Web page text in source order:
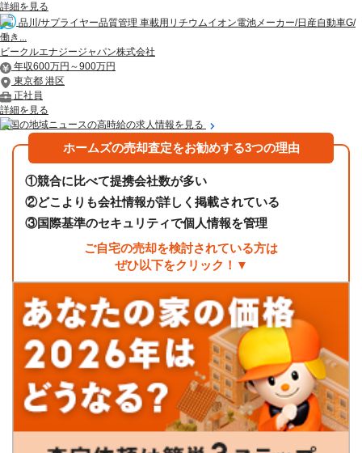
詳細を見る
品川/サプライヤー品質管理 車載用リチウムイオン電池メーカー/日産自動車G/
働き...
ビークルエナジージャパン株式会社
年収600万円～900万円
東京都 港区
正社員
詳細を見る
全国の地域ニュースの高時給の求人情報を見る
ホームズの売却査定をお勧めする3つの理由
①競合に比べて提携会社数が多い
②どこよりも会社情報が詳しく掲載されている
③国際基準のセキュリティで個人情報を管理
ご自宅の売却を検討されている方は
ぜひ以下をクリック！▼